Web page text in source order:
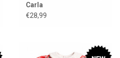
Carla
€28,99